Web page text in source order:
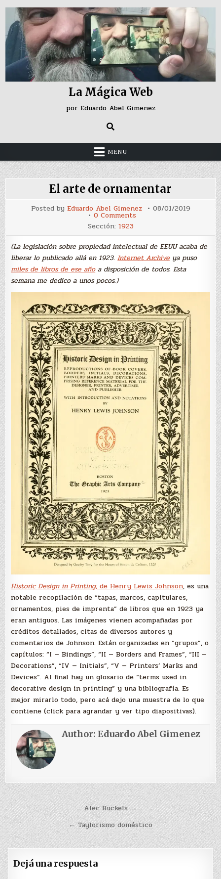
Skip
content
La Mágica Web
por Eduardo Abel Gimenez
MENU
El arte de ornamentar
Posted by Eduardo Abel Gimenez 08/01/2019
0 Commentson
de
ornamentar
Sección: 1923
(La legislación sobre propiedad intelectual de EEUU acaba de
liberar lo publicado allá en 1923.Internet Archive ya puso
miles de libros de ese añoa disposición de todos. Esta
semana me dedico a unos pocos.)
Historic Design in Printing,de Henry Lewis Johnson, es una
notable recopilación de “tapas, marcos, capitulares,
ornamentos, pies de imprenta” de libros que en 1923 ya
eran antiguos. Las imágenes vienen acompañadas por
créditos detallados, citas de diversos autores y
comentarios de Johnson. Están organizadas en “grupos”, o
capítulos: “I — Bindings”, “II — Borders and Frames”, “III —
Decorations”, “IV — Initials”, “V — Printers’ Marks and
Devices”. Al final hay un glosario de “terms used in
decorative design in printing” y una bibliografía. Es
mejor mirarlo todo, pero acá dejo una muestra de lo que
contiene (click para agrandar y ver tipo diapositivas).
Author:Eduardo Abel Gimenez
Navegación
de
entradas
Alec Buckels →
← Taylorismo doméstico
Dejá una respuesta